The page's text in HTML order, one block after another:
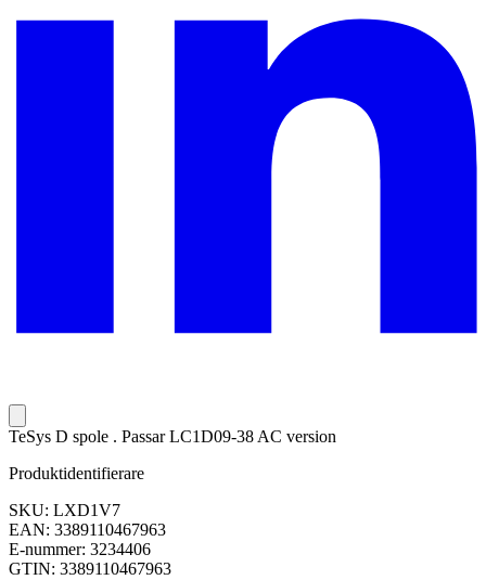
TeSys D spole . Passar LC1D09-38 AC version
Produktidentifierare
SKU: LXD1V7
EAN: 3389110467963
E-nummer: 3234406
GTIN: 3389110467963